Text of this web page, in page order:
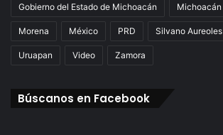
Gobierno del Estado de Michoacán Michoacán
Morena México PRD Silvano Aureoles
Uruapan Video Zamora
Búscanos en Facebook